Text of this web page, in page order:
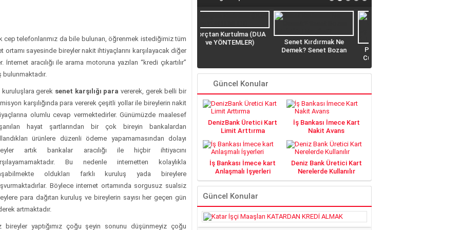
cep telefonlarımız da bile bulunan, öğrenmek istediğimiz tüm
ortamı sayesinde bireyler nakit ihtiyaçlarını karşılayacak diğer
aracılığı ile arama motoruna yazılan “kredi çıkartılır”
kuruluşlara gerek senet karşılığı para vererek, gerek belli bir
karşılığında para vererek çeşitli yollar ile bireylerin nakit
olumlu cevap vermektedirler. Günümüzde maalesef
hayat şartlarından bir çok bireyin bankalardan
ürünlere düzenli ödeme yapamamasından dolayı
artık bankalar aracılığı ile hiçbir ihtiyacını
Bu nedenle internetten kolaylıkla
oldukları farklı kuruluş yada bireylere
Böylece internet ortamında sorgusuz sualsiz
para dağıtan kuruluş ve bireylerin sayısı her geçen gün
artmaktadır.
bireyler yaptığımız çoğu şeyin sonunu düşünmeyiz çoğu
Katar İşçi Maaşları
KATARDAN KREDİ ALMAK
ve YÖNTEMLER)
Senet Kırdırmak Ne
PTT Çalışma Saatleri,
Şubeler Hangisi?
Güncel Konular
DenizBank Üretici Kart
Limit Arttırma
İş Bankası İmece Kart
Nakit Avans
İş Bankası İmece kart
Anlaşmalı İşyerleri
Deniz Bank Üretici Kart
Nerelerde Kullanılır
Güncel Konular